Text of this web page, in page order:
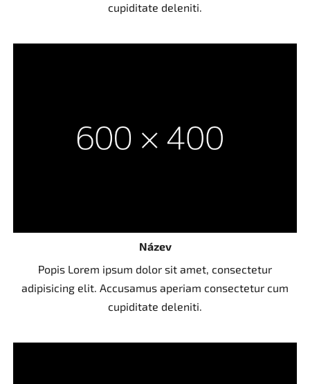
cupiditate deleniti.
Název
Popis Lorem ipsum dolor sit amet, consectetur
adipisicing elit. Accusamus aperiam consectetur cum
cupiditate deleniti.